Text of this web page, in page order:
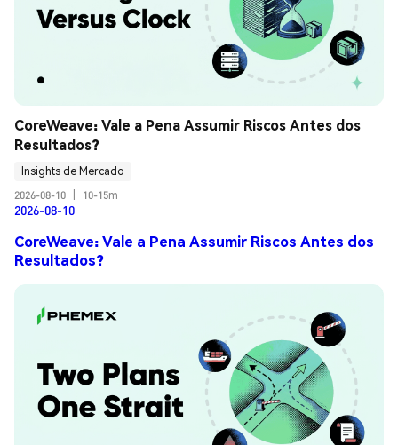
CoreWeave: Vale a Pena Assumir Riscos Antes dos
Resultados?
Insights de Mercado
2026-08-10
10-15m
2026-08-10
CoreWeave: Vale a Pena Assumir Riscos Antes dos
Resultados?